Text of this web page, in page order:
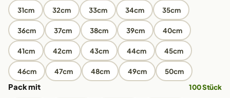
31cm 32cm 33cm 34cm 35cm
36cm 37cm 38cm 39cm 40cm
41cm 42cm 43cm 44cm 45cm
46cm 47cm 48cm 49cm 50cm
Pack mit 100 Stück